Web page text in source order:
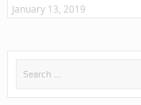
January 13, 2019